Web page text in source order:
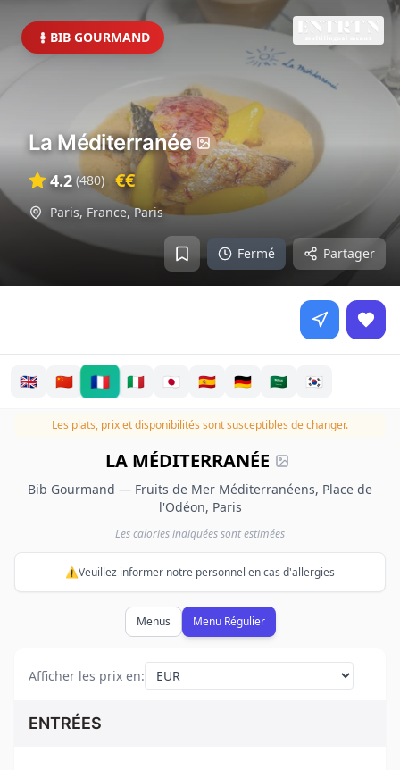
BIB GOURMAND
Fermé Partager
La Méditerranée
4.2 (480) €€
Paris, France,Paris
🇬🇧 🇨🇳 🇫🇷 🇮🇹 🇯🇵 🇪🇸 🇩🇪 🇸🇦 🇰🇷
Les plats, prix et disponibilités sont susceptibles de changer.
LA MÉDITERRANÉE
Bib Gourmand — Fruits de Mer Méditerranéens, Place de
l'Odéon, Paris
Les calories indiquées sont estimées
⚠️Veuillez informer notre personnel en cas d'allergies
Menus Menu Régulier
Afficher les prix en:
ENTRÉES